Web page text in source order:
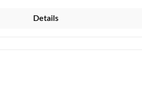
Details